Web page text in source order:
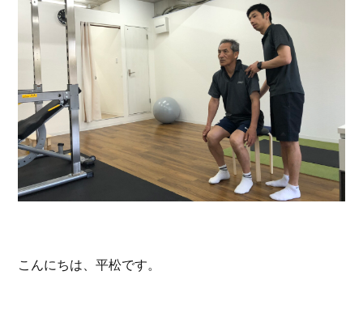
こんにちは、平松です。